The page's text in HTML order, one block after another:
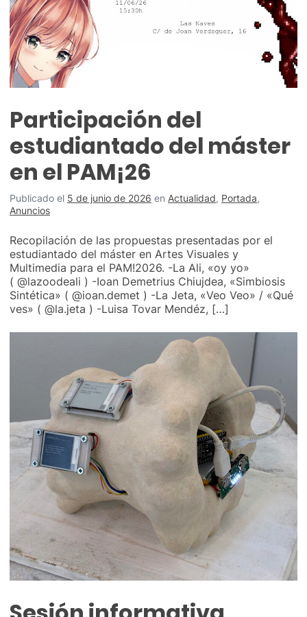
Participación del
estudiantado del máster
en el PAM¡26
Publicado el 5 de junio de 2026 en Actualidad, Portada,
Anuncios
Recopilación de las propuestas presentadas por el
estudiantado del máster en Artes Visuales y
Multimedia para el PAM!2026. -La Ali, «oy yo»
( @lazoodeali ) -Ioan Demetrius Chiujdea, «Simbiosis
Sintética» ( @ioan.demet ) -La Jeta, «Veo Veo» / «Qué
ves» ( @la.jeta ) -Luisa Tovar Mendéz, […]